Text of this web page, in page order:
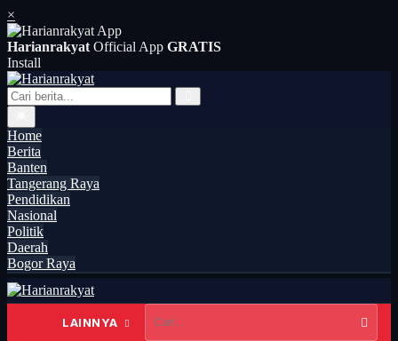
×
Harianrakyat Official App GRATIS
Install
Home
Berita
Banten
Tangerang Raya
Pendidikan
Nasional
Politik
Daerah
Bogor Raya
LAINNYA